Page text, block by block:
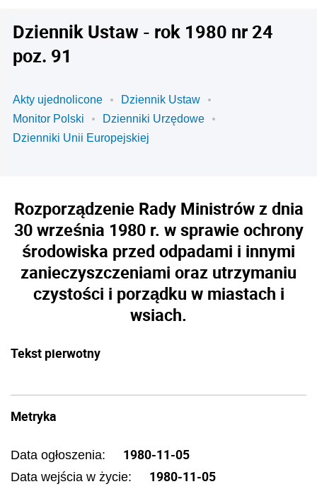
Dziennik Ustaw - rok 1980 nr 24
poz. 91
Akty ujednolicone
Dziennik Ustaw
Monitor Polski
Dzienniki Urzędowe
Dzienniki Unii Europejskiej
Rozporządzenie Rady Ministrów z dnia
30 września 1980 r. w sprawie ochrony
środowiska przed odpadami i innymi
zanieczyszczeniami oraz utrzymaniu
czystości i porządku w miastach i
wsiach.
Tekst pierwotny
Metryka
Data ogłoszenia: 1980-11-05
Data wejścia w życie: 1980-11-05